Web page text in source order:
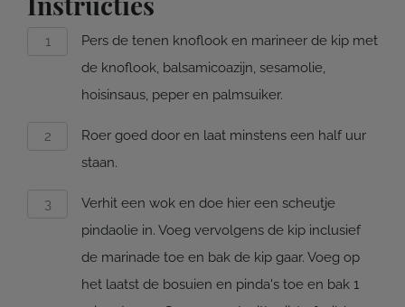
Pers de tenen knoflook en marineer de kip met
de knoflook, balsamicoazijn, sesamolie,
hoisinsaus, peper en palmsuiker.
Roer goed door en laat minstens een half uur
staan.
Verhit een wok en doe hier een scheutje
pindaolie in. Voeg vervolgens de kip inclusief
de marinade toe en bak de kip gaar. Voeg op
het laatst de bosuien en pinda's toe en bak 1